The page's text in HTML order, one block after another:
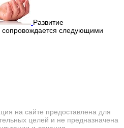
Развитие
сопровождается следующими
на сайте предоставлена для
целей и не предназначена